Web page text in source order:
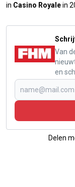
in Casino Royalein
Van
en
Delen